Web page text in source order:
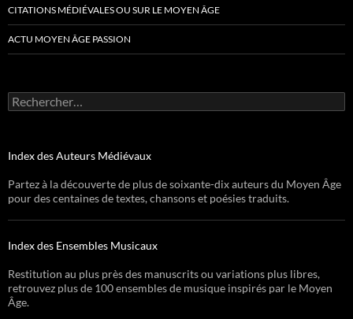
CITATIONS MÉDIÉVALES OU SUR LE MOYEN ÂGE
ACTU MOYEN ÂGE PASSION
Rechercher :
Index des Auteurs Médiévaux
Partez à la découverte de plus de soixante-dix auteurs du Moyen Âge
pour des centaines de textes, chansons et poésies traduits.
Index des Ensembles Musicaux
Restitution au plus près des manuscrits ou variations plus libres,
retrouvez plus de 100 ensembles de musique inspirés par le Moyen
Âge.